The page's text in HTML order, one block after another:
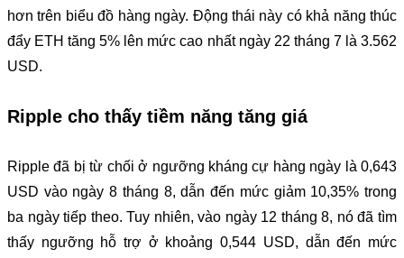
hơn trên biểu đồ hàng ngày. Động thái này có khả năng thúc
đẩy ETH tăng 5% lên mức cao nhất ngày 22 tháng 7 là 3.562
USD.
Ripple cho thấy tiềm năng tăng giá
Ripple đã bị từ chối ở ngưỡng kháng cự hàng ngày là 0,643
USD vào ngày 8 tháng 8, dẫn đến mức giảm 10,35% trong
ba ngày tiếp theo. Tuy nhiên, vào ngày 12 tháng 8, nó đã tìm
thấy ngưỡng hỗ trợ ở khoảng 0,544 USD, dẫn đến mức